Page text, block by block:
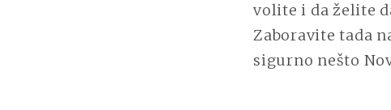
volite i da želite
Zaboravite tada
sigurno nešto